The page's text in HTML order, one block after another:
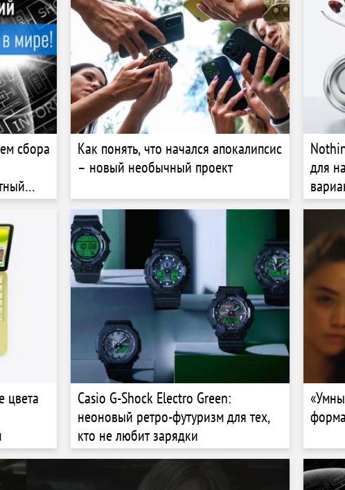
сбора
Как понять, что начался апокалипсис
– новый необычный проект
для
цвета
Casio G-Shock Electro Green:
неоновый ретро-футуризм для тех,
кто не любит зарядки